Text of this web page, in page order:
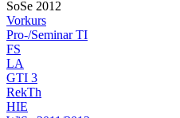
SoSe 2012
Vorkurs
Pro-/Seminar TI
FS
LA
GTI 3
RekTh
HIE